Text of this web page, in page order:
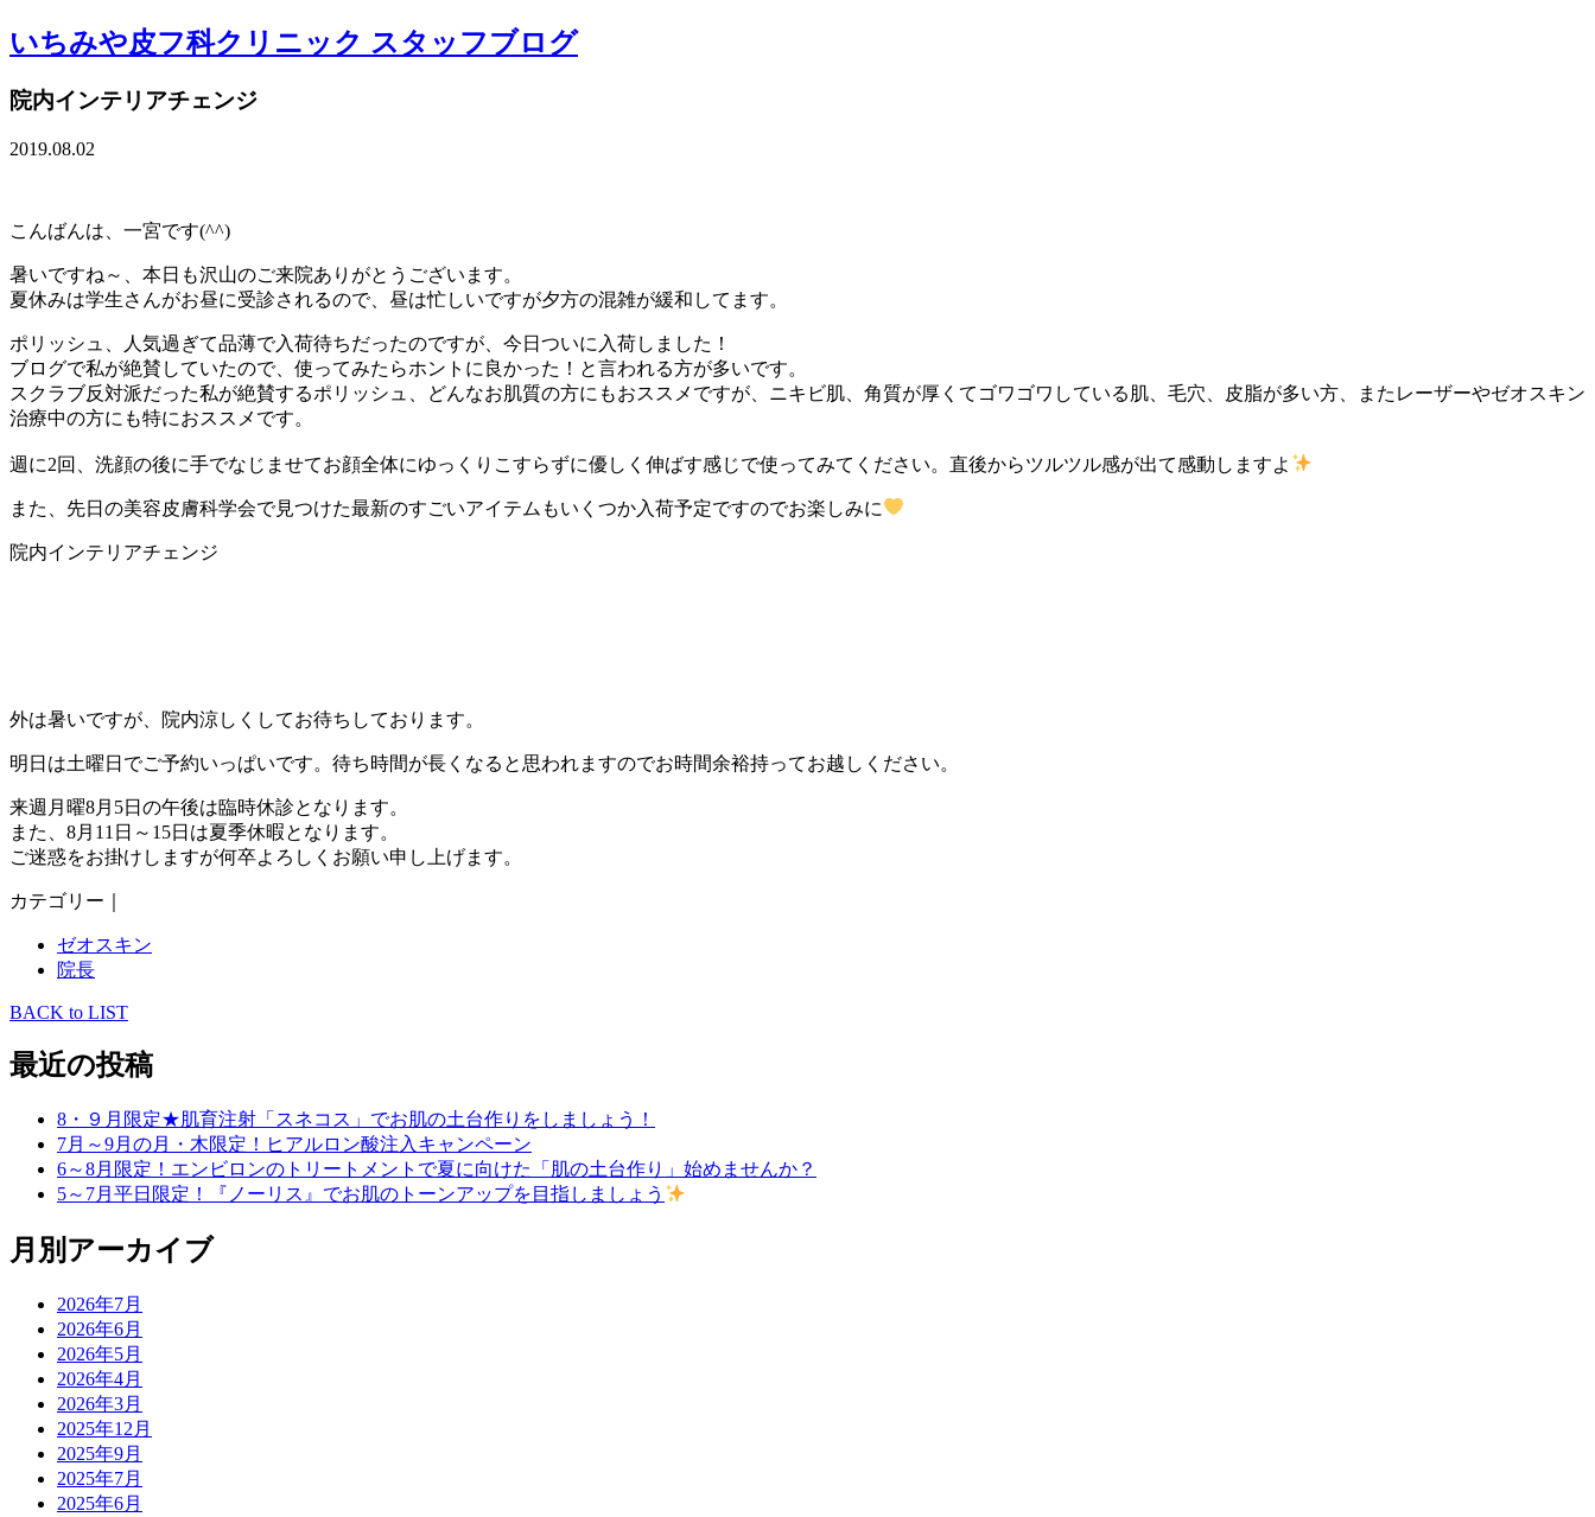
いちみや皮フ科クリニック スタッフブログ
院内インテリアチェンジ
2019.08.02
こんばんは、一宮です(^^)
暑いですね～、本日も沢山のご来院ありがとうございます。
夏休みは学生さんがお昼に受診されるので、昼は忙しいですが夕方の混雑が緩和してます。
ポリッシュ、人気過ぎて品薄で入荷待ちだったのですが、今日ついに入荷しました！
ブログで私が絶賛していたので、使ってみたらホントに良かった！と言われる方が多いです。
スクラブ反対派だった私が絶賛するポリッシュ、どんなお肌質の方にもおススメですが、ニキビ肌、角質が厚くてゴワゴワしている肌、毛穴、皮脂が多い方、またレーザーやゼオスキン
治療中の方にも特におススメです。
週に2回、洗顔の後に手でなじませてお顔全体にゆっくりこすらずに優しく伸ばす感じで使ってみてください。直後からツルツル感が出て感動しますよ
また、先日の美容皮膚科学会で見つけた最新のすごいアイテムもいくつか入荷予定ですのでお楽しみに
院内インテリアチェンジ
外は暑いですが、院内涼しくしてお待ちしております。
明日は土曜日でご予約いっぱいです。待ち時間が長くなると思われますのでお時間余裕持ってお越しください。
来週月曜8月5日の午後は臨時休診となります。
また、8月11日～15日は夏季休暇となります。
ご迷惑をお掛けしますが何卒よろしくお願い申し上げます。
カテゴリー｜
ゼオスキン
院長
BACK to LIST
最近の投稿
8・９月限定★肌育注射「スネコス」でお肌の土台作りをしましょう！
7月～9月の月・木限定！ヒアルロン酸注入キャンペーン
6～8月限定！エンビロンのトリートメントで夏に向けた「肌の土台作り」始めませんか？
5～7月平日限定！『ノーリス』でお肌のトーンアップを目指しましょう
月別アーカイブ
2026年7月
2026年6月
2026年5月
2026年4月
2026年3月
2025年12月
2025年9月
2025年7月
2025年6月